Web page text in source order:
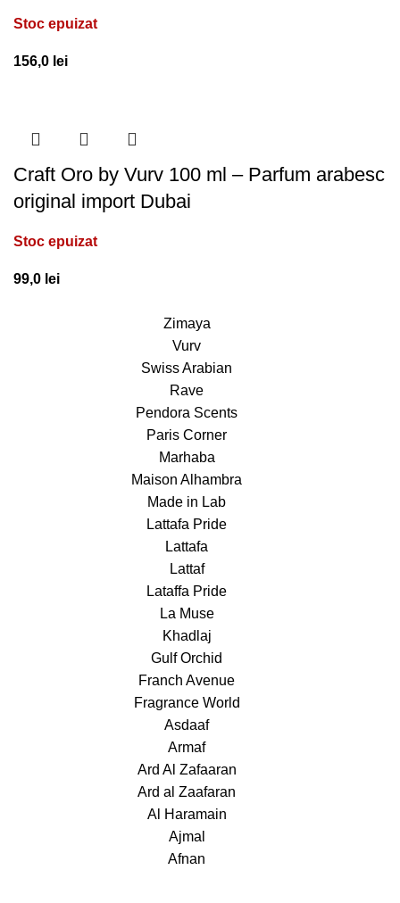
Stoc epuizat
156,0 lei
Craft Oro by Vurv 100 ml – Parfum arabesc
original import Dubai
Stoc epuizat
99,0 lei
Zimaya
Vurv
Swiss Arabian
Rave
Pendora Scents
Paris Corner
Marhaba
Maison Alhambra
Made in Lab
Lattafa Pride
Lattafa
Lattaf
Lataffa Pride
La Muse
Khadlaj
Gulf Orchid
Franch Avenue
Fragrance World
Asdaaf
Armaf
Ard Al Zafaaran
Ard al Zaafaran
Al Haramain
Ajmal
Afnan